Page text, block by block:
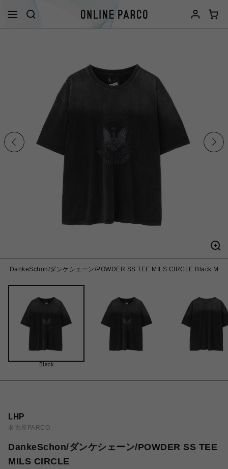
DankeSchon/ダンケシェーン/POWDER SS TEE MILS CIRCLE Black M
Black
LHP
名古屋PARCO
DankeSchon/ダンケシェーン/POWDER SS TEE
MILS CIRCLE